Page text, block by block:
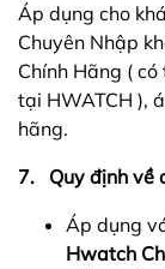
Áp dụng cho
Chuyên Nhập
Chính Hãng (
tại HWATCH ),
hãng.
7. Quy định về
Áp dụng
Hwatch